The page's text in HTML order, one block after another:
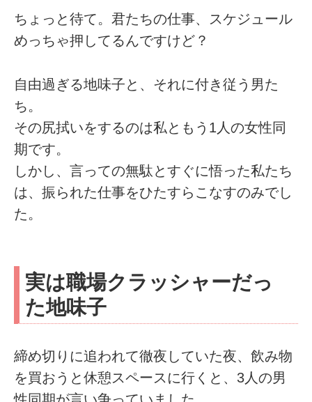
ちょっと待て。君たちの仕事、スケジュール
めっちゃ押してるんですけど？
自由過ぎる地味子と、それに付き従う男た
ち。
その尻拭いをするのは私ともう1人の女性同
期です。
しかし、言っての無駄とすぐに悟った私たち
は、振られた仕事をひたすらこなすのみでし
た。
実は職場クラッシャーだっ
た地味子
締め切りに追われて徹夜していた夜、飲み物
を買おうと休憩スペースに行くと、3人の男